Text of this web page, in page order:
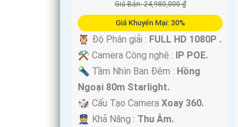
Giá Bán: 24,980,000 ₫
Giá Khuyến Mại: 30%
🦉 Độ Phân giải : FULL HD 1080P .
⚒ Camera Công nghệ : IP POE.
🔦 Tầm Nhìn Ban Đêm : Hồng
Ngoại 80m Starlight.
🎲 Cấu Tạo Camera Xoay 360.
️👮 Khả Năng : Thu Âm.